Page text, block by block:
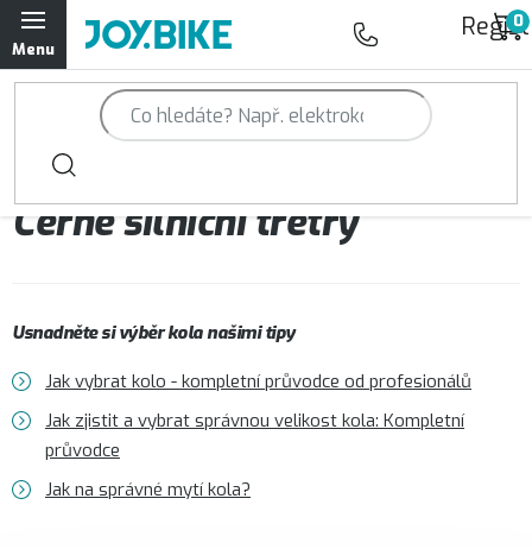
Přejít
na
obsah
Trailová kola Qayron
Horská kola Qayron
Dámská horská kola Qayron
Doplňky a oblečení Qayron
Kontakt Servisní a výdejní místa
Černé silniční tretry
Usnadněte si výběr kola našimi tipy
Jak vybrat kolo - kompletní průvodce od profesionálů
Jak zjistit a vybrat správnou velikost kola: Kompletní
průvodce
Jak na správné mytí kola?